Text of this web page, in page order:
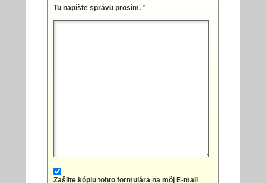
Tu napíšte správu prosím. *
Zašlite kópiu tohto formulára na môj E-mail